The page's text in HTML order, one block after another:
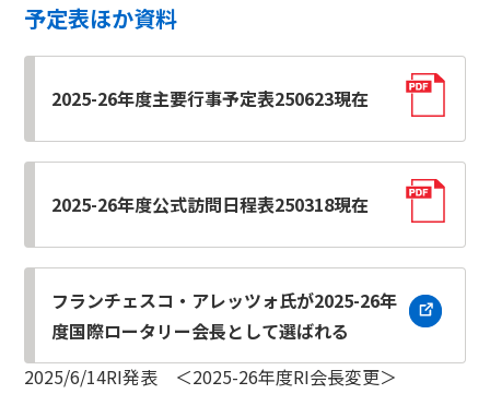
予定表ほか資料
2025-26年度主要行事予定表250623現在
2025-26年度公式訪問日程表250318現在
フランチェスコ・アレッツォ氏が2025-26年
度国際ロータリー会長として選ばれる
2025/6/14RI発表 ＜2025-26年度RI会長変更＞